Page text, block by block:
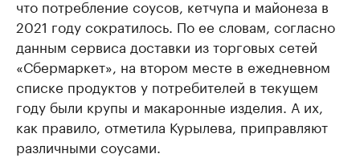
что потребление соусов, кетчупа и майонеза в
2021 году сократилось. По ее словам, согласно
данным сервиса доставки из торговых сетей
«Сбермаркет», на втором месте в ежедневном
списке продуктов у потребителей в текущем
году были крупы и макаронные изделия. А их,
как правило, отметила Курылева, приправляют
различными соусами.